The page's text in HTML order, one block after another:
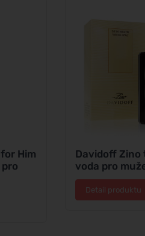
Him
Davidoff
voda pro
Detail produktu